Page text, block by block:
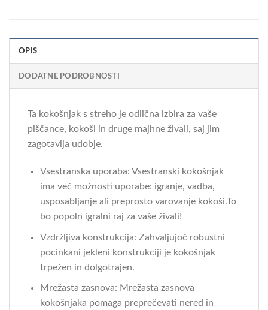
OPIS
DODATNE PODROBNOSTI
Ta kokošnjak s streho je odlična izbira za vaše
piščance, kokoši in druge majhne živali, saj jim
zagotavlja udobje.
Vsestranska uporaba: Vsestranski kokošnjak
ima več možnosti uporabe: igranje, vadba,
usposabljanje ali preprosto varovanje kokoši.To
bo popoln igralni raj za vaše živali!
Vzdržljiva konstrukcija: Zahvaljujoč robustni
pocinkani jekleni konstrukciji je kokošnjak
trpežen in dolgotrajen.
Mrežasta zasnova: Mrežasta zasnova
kokošnjaka pomaga preprečevati nered in